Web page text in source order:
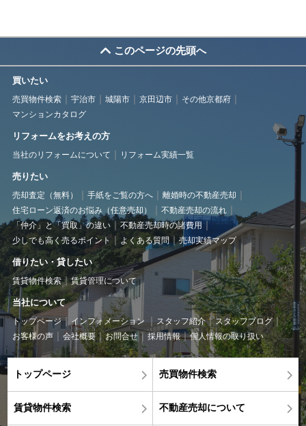
このページの先頭へ
買いたい
売買物件検索 宇治市 城陽市 京田辺市
その他京都府
マンションカタログ
リフォームをお考えの方
当社のリフォームについて リフォーム実績一覧
売りたい
売却査定（無料） 手紙をご覧の方へ
離婚時の不動産売却
住宅ローン返済のお悩み（任意売却）
不動産売却の流れ
「仲介」と「買取」の違い
不動産売却時の諸費用
少しでも高く売るポイント
よくある質問 売却実績マップ
借りたい・貸したい
賃貸物件検索 賃貸管理について
当社について
トップページ インフォメーション スタッフ紹介
スタッフブログ
お客様の声
会社概要 お問合せ 採用情報 個人情報の取り扱い
トップページ 売買物件検索
賃貸物件検索 不動産売却について